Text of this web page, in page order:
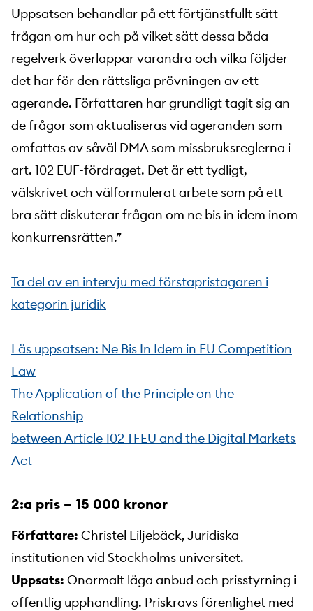
Uppsatsen behandlar på ett förtjänstfullt sätt
frågan om hur och på vilket sätt dessa båda
regelverk överlappar varandra och vilka följder
det har för den rättsliga prövningen av ett
agerande. Författaren har grundligt tagit sig an
de frågor som aktualiseras vid ageranden som
omfattas av såväl DMA som missbruksreglerna i
art. 102 EUF-fördraget. Det är ett tydligt,
välskrivet och välformulerat arbete som på ett
bra sätt diskuterar frågan om ne bis in idem inom
konkurrensrätten.”
Ta del av en intervju med förstapristagaren i
kategorin juridik
Läs uppsatsen: Ne Bis In Idem in EU Competition
Law
The Application of the Principle on the
Relationship
between Article 102 TFEU and the Digital Markets
Act
2:a pris – 15 000 kronor
Författare: Christel Liljebäck, Juridiska
institutionen vid Stockholms universitet.
Uppsats: Onormalt låga anbud och prisstyrning i
offentlig upphandling. Priskravs förenlighet med